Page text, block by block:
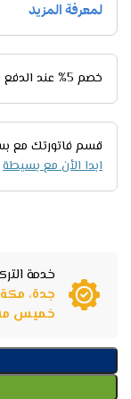
خصم 5% عند الدفع ببطاق مدى.
قسم فاتورتك مع
ابدا الأن مع بسيطة
خدمة
جدة،
خميس